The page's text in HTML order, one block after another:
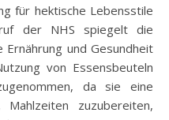
für hektische Lebensstile
der NHS spiegelt die
und Gesundheit
von Essensbeuteln
da sie eine
zuzubereiten,